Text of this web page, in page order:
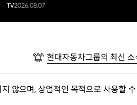
TV2026.08.07
현대자동차그룹의 최신
않으며, 상업적인 목적으로 사용할